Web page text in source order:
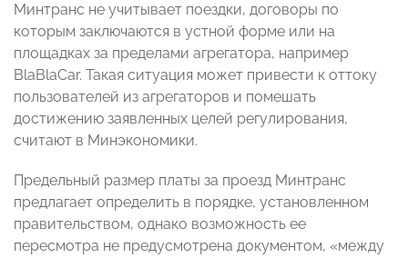
Минтранс не учитывает поездки, договоры по
которым заключаются в устной форме или на
площадках за пределами агрегатора, например
BlaBlaCar. Такая ситуация может привести к оттоку
пользователей из агрегаторов и помешать
достижению заявленных целей регулирования,
считают в Минэкономики.
Предельный размер платы за проезд Минтранс
предлагает определить в порядке, установленном
правительством, однако возможность ее
пересмотра не предусмотрена документом, «между